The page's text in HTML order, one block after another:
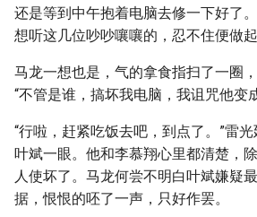
还是等到中午抱着电脑去修一下好了
想听这几位吵吵嚷嚷的，忍不住便做起
马龙一想也是，气的拿食指扫了一圈
“不管是谁，搞坏我电脑，我诅咒他变
“行啦，赶紧吃饭去吧，到点了。”雷
叶斌一眼。他和李慕翔心里都清楚，
人使坏了。马龙何尝不明白叶斌嫌疑
据，恨恨的呸了一声，只好作罢。